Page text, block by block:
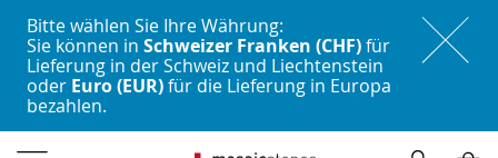
Bitte wählen Sie Ihre Währung:
Sie können in Schweizer Franken (CHF)für
Lieferung in der Schweiz und Liechtenstein
oder Euro (EUR)für die Lieferung in Europa
bezahlen.